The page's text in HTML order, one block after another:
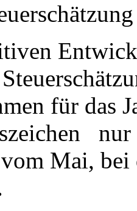
für das
nur
Mai,